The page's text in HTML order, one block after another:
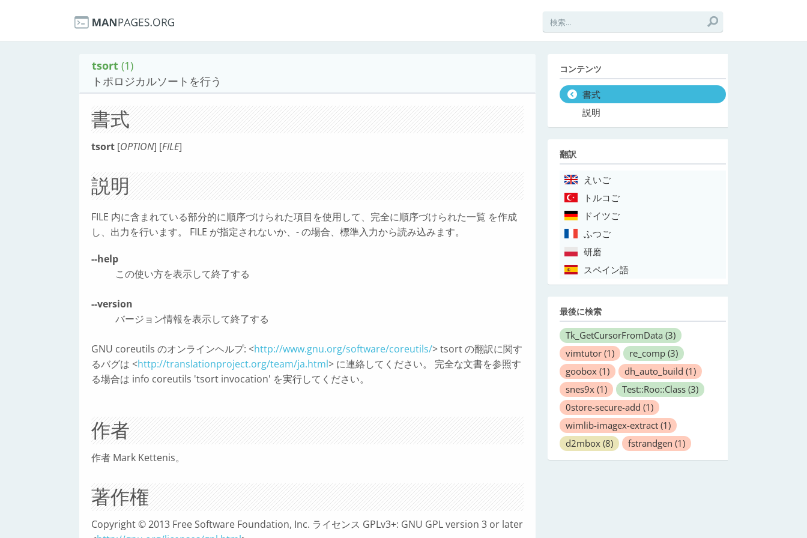
tsort (1)
トポロジカルソートを行う
書式
tsort [OPTION] [FILE]
説明
FILE 内に含まれている部分的に順序づけられた項目を使用して、完全に順序づけられた一覧 を作成
し、出力を行います。 FILE が指定されないか、- の場合、標準入力から読み込みます。
--help
この使い方を表示して終了する
--version
バージョン情報を表示して終了する
GNU coreutils のオンラインヘルプ: <http://www.gnu.org/software/coreutils/> tsort の翻訳に関す
るバグは <http://translationproject.org/team/ja.html> に連絡してください。 完全な文書を参照す
る場合は info coreutils 'tsort invocation' を実行してください。
作者
作者 Mark Kettenis。
著作権
Copyright © 2013 Free Software Foundation, Inc. ライセンス GPLv3+: GNU GPL version 3 or later
コンテンツ
書式
説明
翻訳
えいご
トルコご
ドイツご
ふつご
研磨
スペイン語
最後に検索
Tk_GetCursorFromData (3)
vimtutor (1) re_comp (3)
goobox (1) dh_auto_build (1)
snes9x (1) Test::Roo::Class (3)
0store-secure-add (1)
wimlib-imagex-extract (1)
d2mbox (8) fstrandgen (1)